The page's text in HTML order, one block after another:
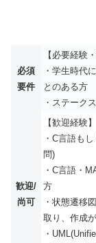
必須
要件
【必要経験
・学生時代
とのある方
・ステーク
歓迎/
尚可
【歓迎経験】
・C言語も
問)
・C言語・
方
・状態遷移
取り、作成
・